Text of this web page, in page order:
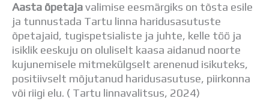
Postkast
Drive
Tamme TV
Tamme Leht
Kooliraadio
Koorilaul
ÕPPETÖÖ
Aasta õpetajavalimise eesmärgiks on tõsta esile
ja tunnustada Tartu linna haridusasutuste
õpetajaid, tugispetsialiste ja juhte, kelle töö ja
isiklik eeskuju on oluliselt kaasa aidanud noorte
kujunemisele mitmekülgselt arenenud isikuteks,
positiivselt mõjutanud haridusasutuse, piirkonna
või riigi elu. ( Tartu linnavalitsus, 2024)